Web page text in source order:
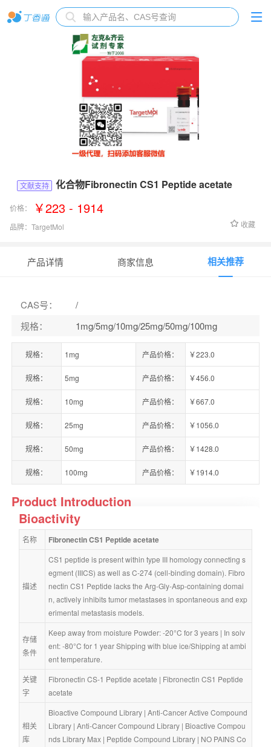
文献支持 化合物Fibronectin CS1 Peptide acetate
价格： ￥223 - 1914
品牌： TargetMol 收藏
产品详情 商家信息 相关推荐
CAS号：
/
规格： 1mg/5mg/10mg/25mg/50mg/100mg
规格： 1mg 产品价格： ￥223.0
规格： 5mg 产品价格： ￥456.0
规格： 10mg 产品价格： ￥667.0
规格： 25mg 产品价格： ￥1056.0
规格： 50mg 产品价格： ￥1428.0
规格： 100mg 产品价格： ￥1914.0
Product Introduction
Bioactivity
名称 Fibronectin CS1 Peptide acetate
描述
CS1 peptide is present within type III homology connecting s
egment (IIICS) as well as C-274 (cell-binding domain). Fibro
nectin CS1 Peptide lacks the Arg-Gly-Asp-containing domai
n, actively inhibits tumor metastases in spontaneous and exp
erimental metastasis models.
存储
条件
Keep away from moisture Powder: -20°C for 3 years | In solv
ent: -80°C for 1 year Shipping with blue ice/Shipping at ambi
ent temperature.
关键
字
Fibronectin CS-1 Peptide acetate | Fibronectin CS1 Peptide
acetate
相关
库
Bioactive Compound Library | Anti-Cancer Active Compound
Library | Anti-Cancer Compound Library | Bioactive Compou
nds Library Max | Peptide Compound Library | NO PAINS Co